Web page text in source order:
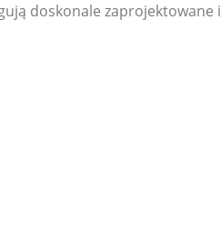
doskonale zaprojektowane i